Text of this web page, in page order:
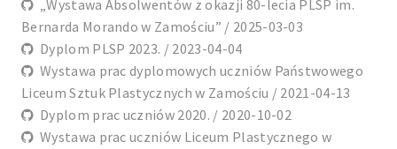
„Wystawa Absolwentów z okazji 80-lecia PLSP im.
Bernarda Morando w Zamościu” / 2025-03-03
Dyplom PLSP 2023. / 2023-04-04
Wystawa prac dyplomowych uczniów Państwowego
Liceum Sztuk Plastycznych w Zamościu / 2021-04-13
Dyplom prac uczniów 2020. / 2020-10-02
Wystawa prac uczniów Liceum Plastycznego w